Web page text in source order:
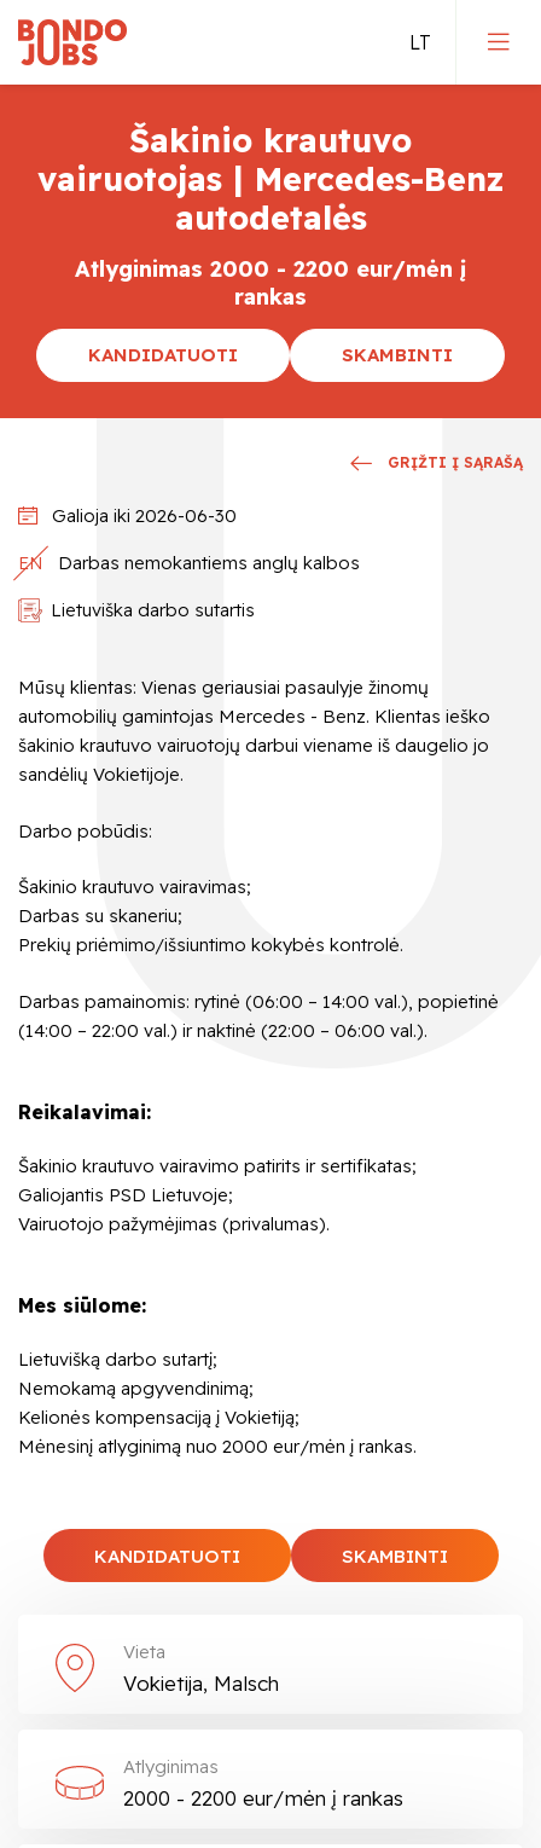
Darbas Vokietijoje
Darbas Olandijoje
Darbas Belgijoje
Tiesioginis įdarbinimas
Šakinio krautuvo
vairuotojas | Mercedes-Benz
autodetalės
Atlyginimas 2000 - 2200 eur/mėn į
rankas
KANDIDATUOTI SKAMBINTI
Galioja iki 2026-06-30
EN Darbas nemokantiems anglų kalbos
Lietuviška darbo sutartis
GRĮŽTI Į SĄRAŠĄ
Mūsų klientas: Vienas geriausiai pasaulyje žinomų
automobilių gamintojas Mercedes - Benz. Klientas ieško
šakinio krautuvo vairuotojų darbui viename iš daugelio jo
sandėlių Vokietijoje.
Darbo pobūdis:
Šakinio krautuvo vairavimas;
Darbas su skaneriu;
Prekių priėmimo/išsiuntimo kokybės kontrolė.
Darbas pamainomis: rytinė (06:00 – 14:00 val.), popietinė
(14:00 – 22:00 val.) ir naktinė (22:00 – 06:00 val.).
Reikalavimai:
Šakinio krautuvo vairavimo patirits ir sertifikatas;
Galiojantis PSD Lietuvoje;
Vairuotojo pažymėjimas (privalumas).
Mes siūlome:
Lietuvišką darbo sutartį;
Nemokamą apgyvendinimą;
Kelionės kompensaciją į Vokietiją;
Mėnesinį atlyginimą nuo 2000 eur/mėn į rankas.
KANDIDATUOTI SKAMBINTI
Vieta
Vokietija, Malsch
Atlyginimas
2000 - 2200 eur/mėn į rankas